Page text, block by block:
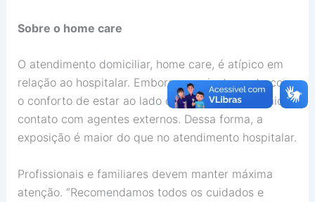
Sobre o home care
O atendimento domiciliar, home care, é atípico em
relação ao hospitalar. Embora o paciente conte com
o conforto de estar ao lado da família, existe maior
contato com agentes externos. Dessa forma, a
exposição é maior do que no atendimento hospitalar.
Profissionais e familiares devem manter máxima
atenção. “Recomendamos todos os cuidados e